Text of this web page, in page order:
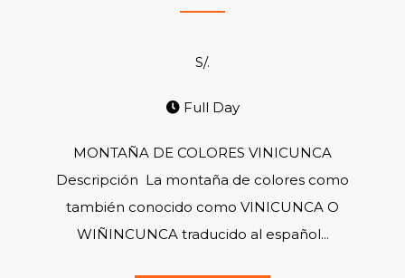
S/.
Full Day
MONTAÑA DE COLORES VINICUNCA
Descripción La montaña de colores como
también conocido como VINICUNCA O
WIÑINCUNCA traducido al español...